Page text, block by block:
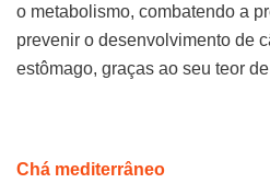
o metabolismo, combatendo a
prevenir o desenvolvimento de
estômago, graças ao seu teor
Chá mediterrâneo